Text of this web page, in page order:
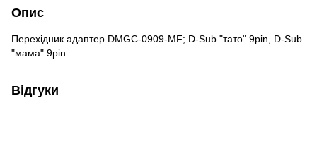
Опис
Перехідник адаптер DMGC-0909-MF; D-Sub "тато" 9pin, D-Sub
"мама" 9pin
Відгуки